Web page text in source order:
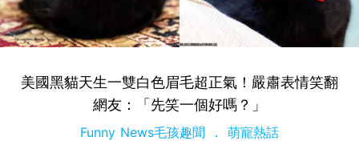
美國黑貓天生一雙白色眉毛超正氣！嚴肅表情笑翻
網友：「先笑一個好嗎？」
Funny News毛孩趣聞 萌寵熱話